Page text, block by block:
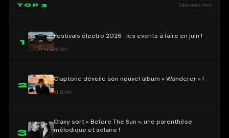
TOP 3 3 derniers mois
1
Festivals électro 2026 : les events à faire en juin !
NEWS
2
Claptone dévoile son nouvel album « Wanderer » !
ALBUMS
3
Claxy sort « Before The Sun », une parenthèse
mélodique et solaire !